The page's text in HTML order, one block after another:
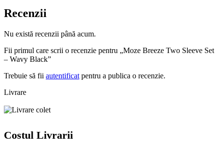
Recenzii
Nu există recenzii până acum.
Fii primul care scrii o recenzie pentru „Moze Breeze Two Sleeve Set
– Wavy Black”
Trebuie să fii autentificat pentru a publica o recenzie.
Livrare
Costul Livrarii